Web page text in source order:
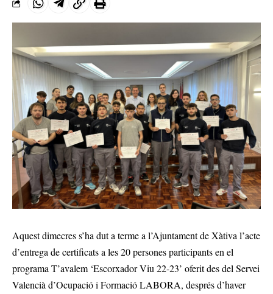
Aquest dimecres s’ha dut a terme a l’Ajuntament de Xàtiva l’acte
d’entrega de certificats a les 20 persones participants en el
programa T’avalem ‘Escorxador Viu 22-23’ oferit des del Servei
Valencià d’Ocupació i Formació LABORA, després d’haver